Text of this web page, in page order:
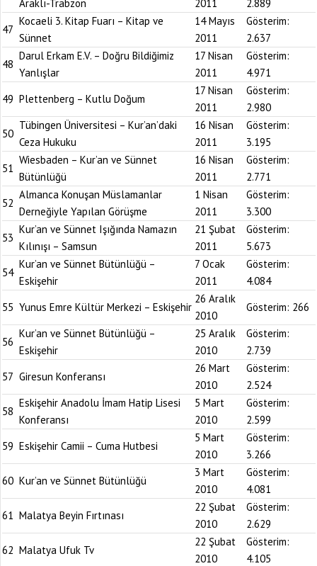
Araklı-Trabzon
2011
2.889
47
Kocaeli 3. Kitap Fuarı – Kitap ve
Sünnet
14 Mayıs
2011
Gösterim:
2.637
48
Darul Erkam E.V. – Doğru Bildiğimiz
Yanlışlar
17 Nisan
2011
Gösterim:
4.971
49 Plettenberg – Kutlu Doğum
17 Nisan
2011
Gösterim:
2.980
50
Tübingen Üniversitesi – Kur’an’daki
Ceza Hukuku
16 Nisan
2011
Gösterim:
3.195
51
Wiesbaden – Kur’an ve Sünnet
Bütünlüğü
16 Nisan
2011
Gösterim:
2.771
52
Almanca Konuşan Müslamanlar
Derneğiyle Yapılan Görüşme
1 Nisan
2011
Gösterim:
3.300
53
Kur’an ve Sünnet Işığında Namazın
Kılınışı – Samsun
21 Şubat
2011
Gösterim:
5.673
54
Kur’an ve Sünnet Bütünlüğü –
Eskişehir
7 Ocak
2011
Gösterim:
4.084
55 Yunus Emre Kültür Merkezi – Eskişehir
26 Aralık
2010
Gösterim: 266
56
Kur’an ve Sünnet Bütünlüğü –
Eskişehir
25 Aralık
2010
Gösterim:
2.739
57 Giresun Konferansı
26 Mart
2010
Gösterim:
2.524
58
Eskişehir Anadolu İmam Hatip Lisesi
Konferansı
5 Mart
2010
Gösterim:
2.599
59 Eskişehir Camii – Cuma Hutbesi
5 Mart
2010
Gösterim:
3.266
60 Kur’an ve Sünnet Bütünlüğü
3 Mart
2010
Gösterim:
4.081
61 Malatya Beyin Fırtınası
22 Şubat
2010
Gösterim:
2.629
62 Malatya Ufuk Tv
22 Şubat
2010
Gösterim:
4.105